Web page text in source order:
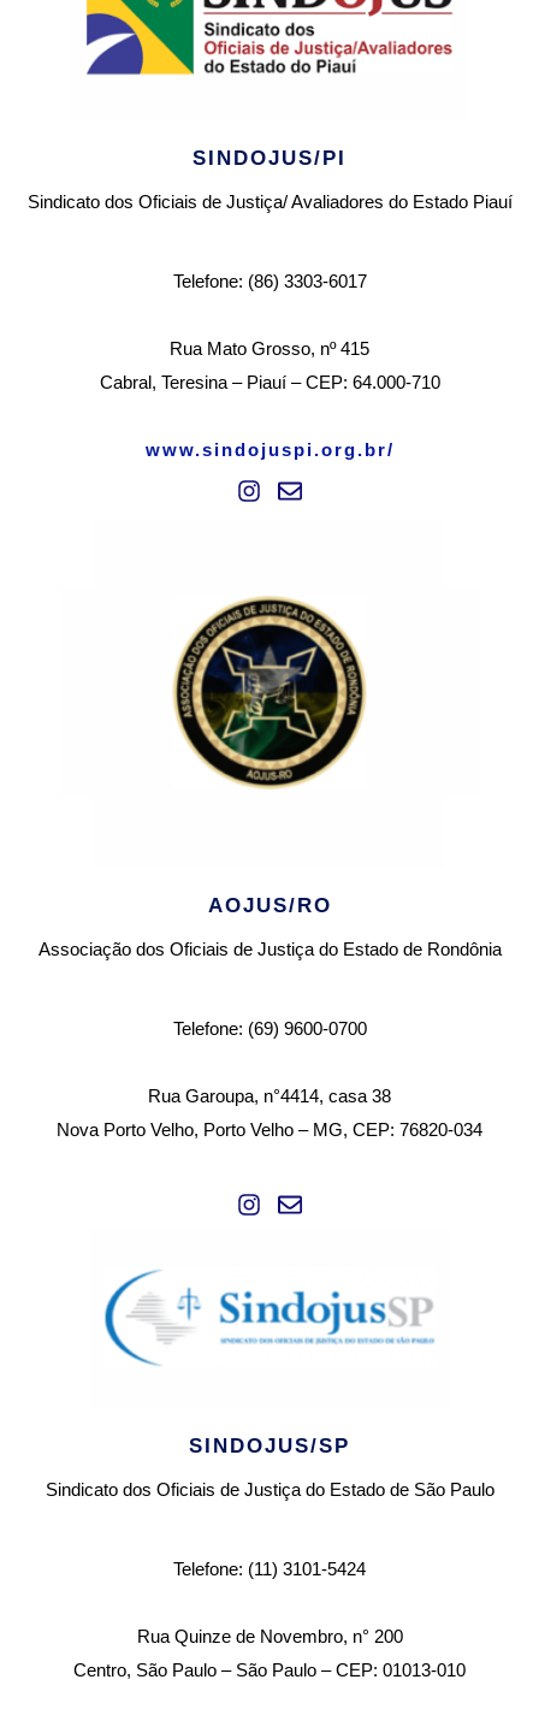
SINDOJUS/PI
Sindicato dos Oficiais de Justiça/ Avaliadores do Estado Piauí
Telefone: (86) 3303-6017
Rua Mato Grosso, nº 415
Cabral, Teresina – Piauí – CEP: 64.000-710
www.sindojuspi.org.br/
AOJUS/RO
Associação dos Oficiais de Justiça do Estado de Rondônia
Telefone: (69) 9600-0700
Rua Garoupa, n°4414, casa 38
Nova Porto Velho, Porto Velho – MG, CEP: 76820-034
SINDOJUS/SP
Sindicato dos Oficiais de Justiça do Estado de São Paulo
Telefone: (11) 3101-5424
Rua Quinze de Novembro, n° 200
Centro, São Paulo – São Paulo – CEP: 01013-010